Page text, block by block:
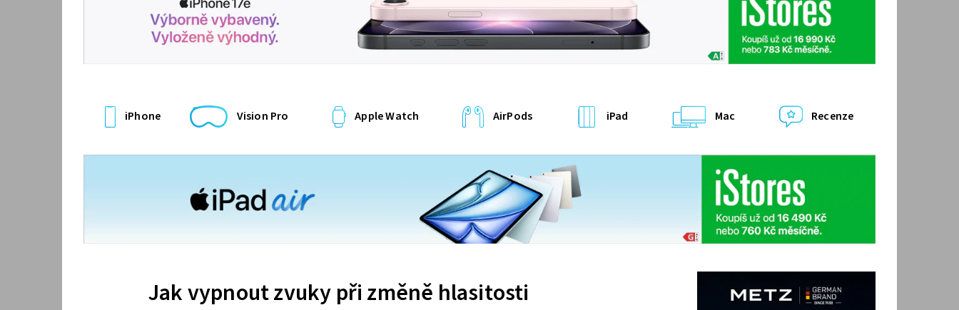
iPhone Vision Pro Apple Watch AirPods iPad Mac Recenze
Jak vypnout zvuky při změně hlasitosti